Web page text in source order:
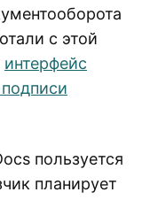
с этой
интерфейс
пользуется
планирует